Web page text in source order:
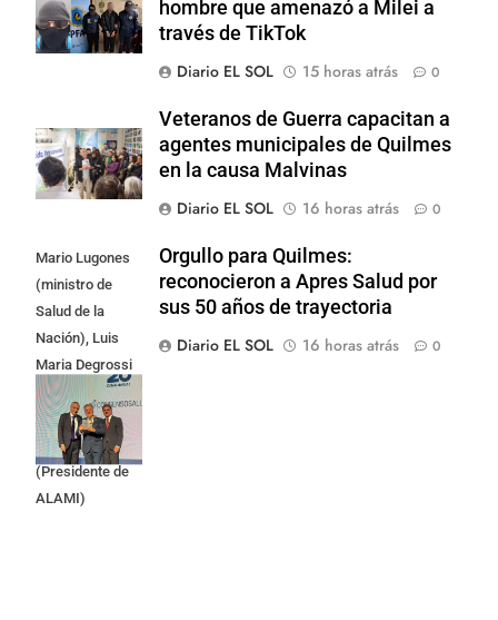
hombre que amenazó a Milei a
través de TikTok
Diario EL SOL
15 horas atrás 0
Veteranos de Guerra capacitan a
agentes municipales de Quilmes
en la causa Malvinas
Diario EL SOL
16 horas atrás 0
Mario Lugones
(ministro de
Salud de la
Nación), Luis
Maria Degrossi
(Presidente de
Apres Salud) y
Cristian Mazza
(Presidente de
ALAMI)
Orgullo para Quilmes:
reconocieron a Apres Salud por
sus 50 años de trayectoria
Diario EL SOL
16 horas atrás 0